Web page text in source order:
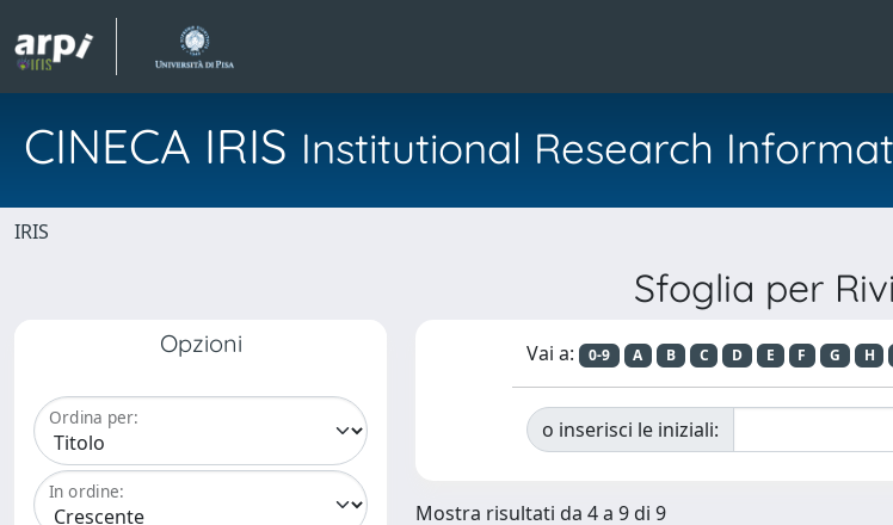
CINECA IRIS Institutional Research
IRIS
Sfoglia per
Opzioni
Ordina per:
In ordine:
Vai a: 0-9 A B C D E F G H
o inserisci le iniziali:
Mostra risultati da 4 a 9 di 9